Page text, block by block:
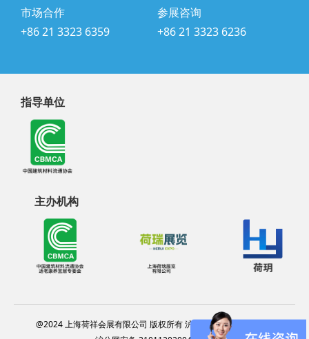
市场合作
+86 21 3323 6359
参展咨询
+86 21 3323 6236
指导单位
主办机构
@2024 上海荷祥会展有限公司 版权所有 沪ICP备20012314号-13